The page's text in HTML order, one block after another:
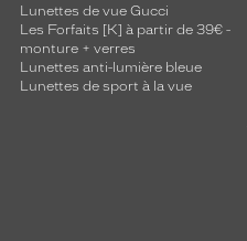
Lunettes de vue Gucci
Les Forfaits [K] à partir de 39€ -
monture + verres
Lunettes anti-lumière bleue
Lunettes de sport à la vue